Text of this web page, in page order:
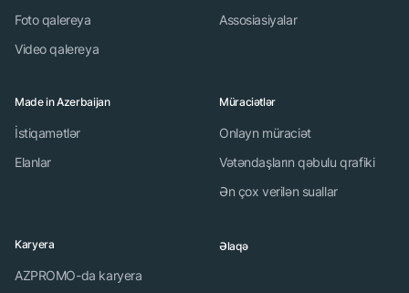
Foto qalereya
Video qalereya
Assosiasiyalar
Made in Azerbaijan
İstiqamətlər
Elanlar
Müraciətlər
Onlayn müraciət
Vətəndaşların qəbulu qrafiki
Ən çox verilən suallar
Karyera
AZPROMO-da karyera
Əlaqə